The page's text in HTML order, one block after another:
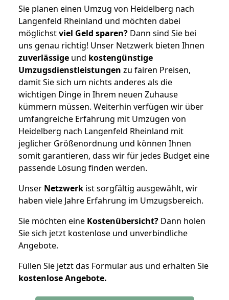
Sie planen einen Umzug von Heidelberg nach
Langenfeld Rheinland und möchten dabei
möglichstviel Geld sparen? Dann sind Sie bei
uns genau richtig! Unser Netzwerk bieten Ihnen
zuverlässige und kostengünstige
Umzugsdienstleistungen zu fairen Preisen,
damit Sie sich um nichts anderes als die
wichtigen Dinge in Ihrem neuen Zuhause
kümmern müssen. Weiterhin verfügen wir über
umfangreiche Erfahrung mit Umzügen von
Heidelberg nach Langenfeld Rheinland mit
jeglicher Größenordnung und können Ihnen
somit garantieren, dass wir für jedes Budget eine
passende Lösung finden werden.
Unser Netzwerk ist sorgfältig ausgewählt, wir
haben viele Jahre Erfahrung im Umzugsbereich.
Sie möchten eine Kostenübersicht? Dann holen
Sie sich jetzt kostenlose und unverbindliche
Angebote.
Füllen Sie jetzt das Formular aus und erhalten Sie
kostenloseAngebote.